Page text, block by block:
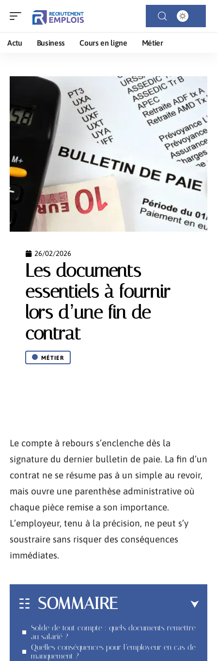
Actu Business Cours en ligne Métier
26/02/2026
Les documents
essentiels à fournir
lors d’une fin de
contrat
MÉTIER
Le compte à rebours s’enclenche dès la
signature du dernier bulletin de paie. La fin d’un
contrat ne se résume pas à un simple au revoir,
mais ouvre une parenthèse administrative où
chaque pièce remise a son importance.
L’employeur, tenu à la précision, ne peut s’y
soustraire sans risquer des conséquences
immédiates.
SOMMAIRE
Solde de tout compte : quels documents remettre
au salarié ?
Quelles conséquences pour l’employeur en cas de
manquement ?